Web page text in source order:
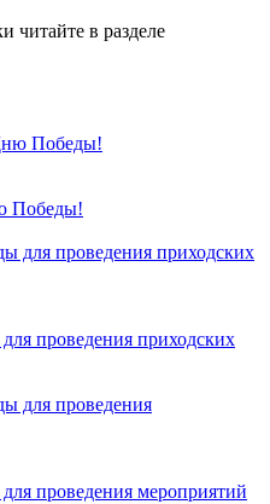
читайте в разделе
Победы!
проведения приходских
проведения мероприятий